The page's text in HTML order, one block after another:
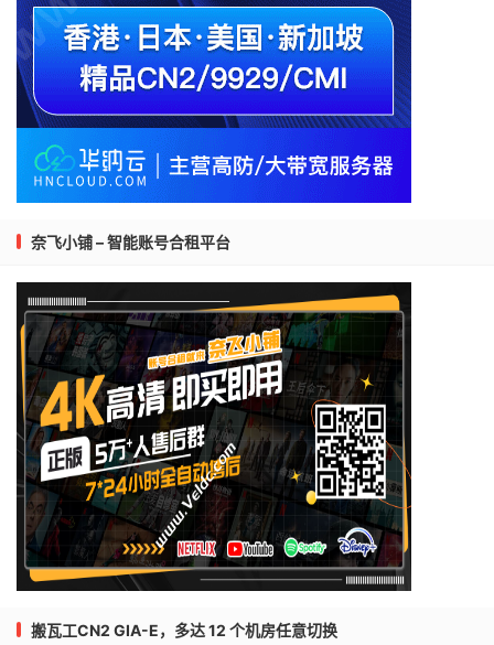
奈飞小铺 – 智能账号合租平台
搬瓦工CN2 GIA-E，多达 12 个机房任意切换